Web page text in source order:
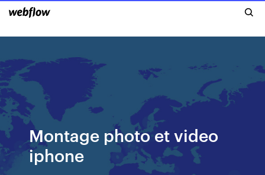
Montage photo et video
iphone